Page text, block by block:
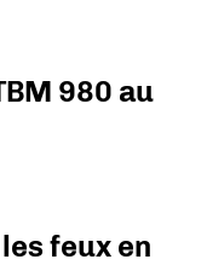
980 au
feux en